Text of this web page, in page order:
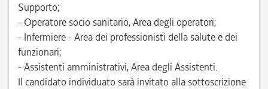
Supporto;
- Operatore socio sanitario, Area degli operatori;
- Infermiere - Area dei professionisti della salute e dei
funzionari;
- Assistenti amministrativi, Area degli Assistenti.
Il candidato individuato sarà invitato alla sottoscrizione